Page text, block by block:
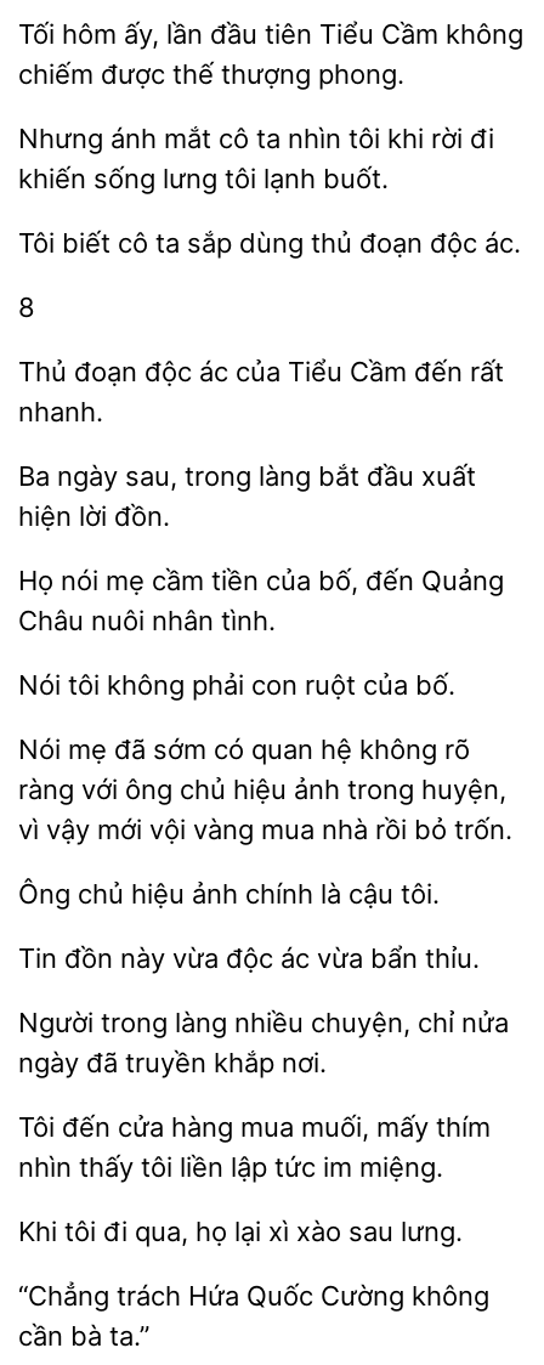
hôm ấy, lần tiên Tiểu
không
chiếm được thế thượng phong.
Nhưng mắt cô
nhìn tôi khi rời đi
khiến sống
tôi lạnh buốt.
biết cô ta dùng đoạn độc ác.
8
Thủ ác
Tiểu Cầm đến rất
nhanh.
Ba sau, trong làng
đầu
hiện lời đồn.
nói mẹ cầm của bố,
Quảng
Châu nuôi nhân tình.
Nói tôi không của bố.
mẹ đã
có quan hệ không rõ
ràng với ông chủ hiệu ảnh trong huyện,
vì vậy mới vội vàng mua nhà
bỏ trốn.
Ông hiệu là cậu tôi.
Tin đồn này vừa vừa thỉu.
Người trong nhiều chuyện,
nửa
ngày
truyền khắp nơi.
Tôi đến cửa hàng mua muối, mấy
nhìn thấy tôi liền
tức miệng.
Khi tôi đi lại xào sau lưng.
“Chẳng trách Hứa
Cường
cần bà